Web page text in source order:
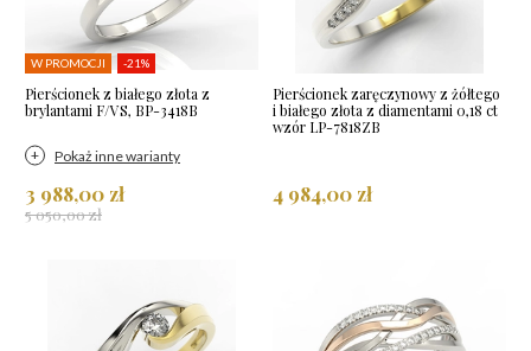
W PROMOCJI -21%
Pierścionek z białego złota z
brylantami F/VS, BP-3418B
Pokaż inne warianty
3 988,00 zł
5 050,00 zł
Pierścionek zaręczynowy z żółtego
i białego złota z diamentami 0,18 ct
wzór LP-7818ZB
4 984,00 zł